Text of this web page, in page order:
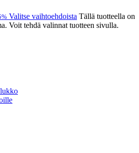
Valitse vaihtoehdoista Tällä tuotteella on
Voit tehdä valinnat tuotteen sivulla.